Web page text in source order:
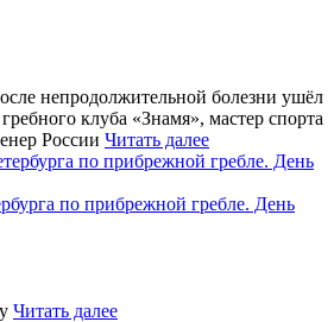
непродолжительной болезни ушёл
клуба «Знамя», мастер спорта
России Читать далее
по прибрежной гребле. День
Читать далее